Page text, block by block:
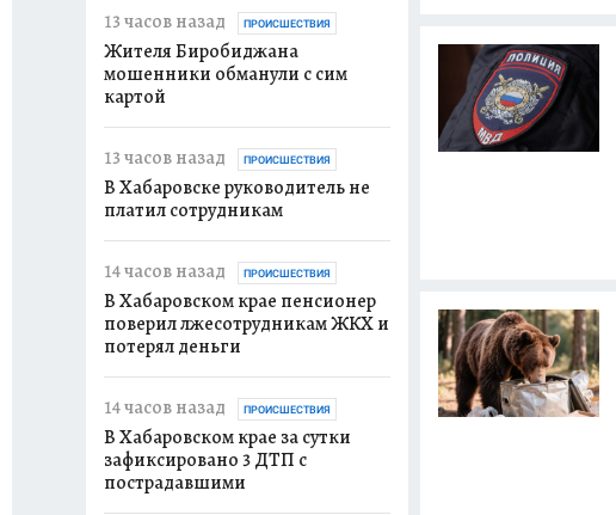
13 часов назад ПРОИСШЕСТВИЯ
Жителя Биробиджана
мошенники обманули с сим
картой
13 часов назад ПРОИСШЕСТВИЯ
В Хабаровске руководитель не
платил сотрудникам
14 часов назад ПРОИСШЕСТВИЯ
В Хабаровском крае пенсионер
поверил лжесотрудникам ЖКХ и
потерял деньги
14 часов назад ПРОИСШЕСТВИЯ
В Хабаровском крае за сутки
зафиксировано 3 ДТП с
пострадавшими